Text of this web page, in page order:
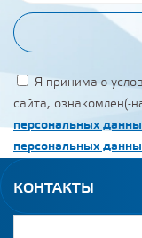
Я принимаю
сайта, ознакомлен(-
персональных
персональных
КОНТАКТЫ